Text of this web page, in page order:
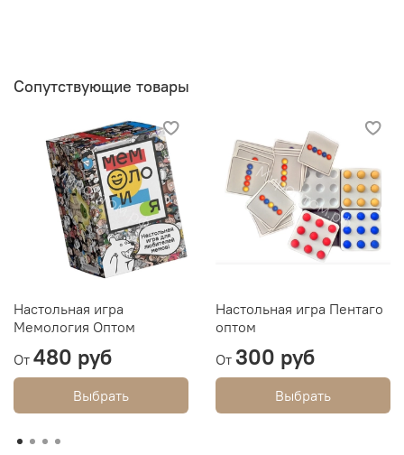
Сопутствующие товары
Настольная игра
Мемология Оптом
От 480 руб
Выбрать
Настольная игра Пентаго
оптом
От 300 руб
Выбрать